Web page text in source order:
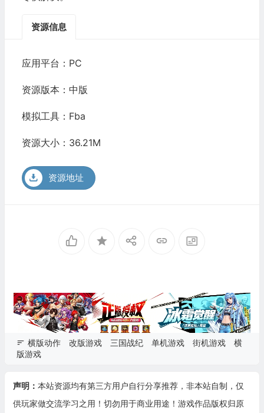
资源信息
应用平台：PC
资源版本：中版
模拟工具：Fba
资源大小：36.21M
资源地址
横版动作 改版游戏 三国战纪 单机游戏 街机游戏
横
版游戏
声明： 本站资源均有第三方用户自行分享推荐，非本站自制，仅
供玩家做交流学习之用！切勿用于商业用途！游戏作品版权归原